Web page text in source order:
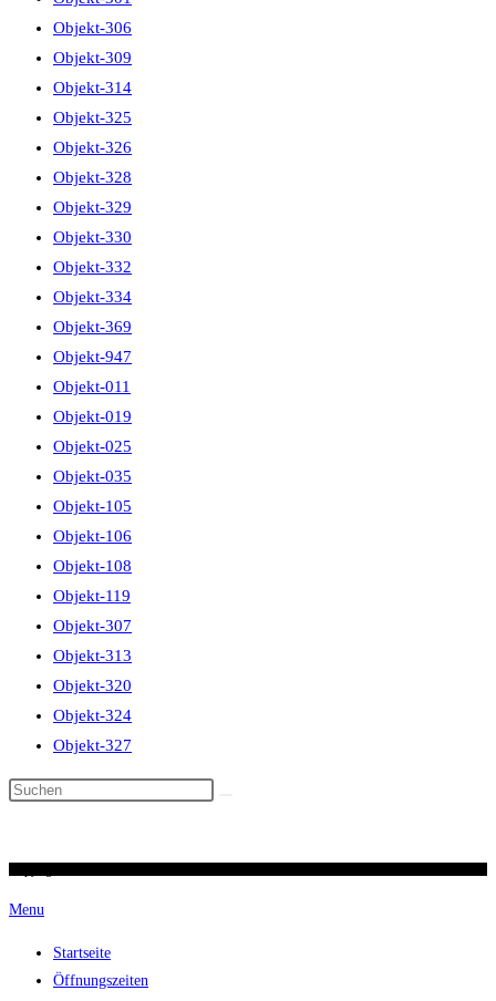
Objekt-306
Objekt-309
Objekt-314
Objekt-325
Objekt-326
Objekt-328
Objekt-329
Objekt-330
Objekt-332
Objekt-334
Objekt-369
Objekt-947
Objekt-011
Objekt-019
Objekt-025
Objekt-035
Objekt-105
Objekt-106
Objekt-108
Objekt-119
Objekt-307
Objekt-313
Objekt-320
Objekt-324
Objekt-327
Diese
Menu
Startseite
Öffnungszeiten